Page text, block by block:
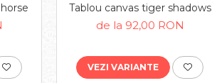
Tablou canvas tiger shadows
de la 92,00 RON
VEZI VARIANTE